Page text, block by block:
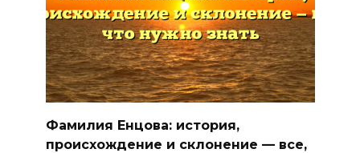
Фамилия Енцова: история,
происхождение и склонение — все,